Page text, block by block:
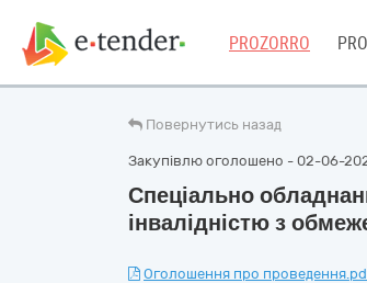
PROZORRO
Повернутись назад
Закупівлю оголошено - 02-06-
Спеціально
інвалідністю з
Оголошення про